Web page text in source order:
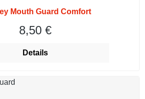
Mouth Guard Comfort
Regulärer Preis:
8,50 €
Details